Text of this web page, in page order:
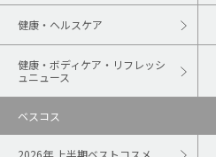
健康・ヘルスケア
健康・ボディケア・リフレッシ
ュニュース
ベスコス